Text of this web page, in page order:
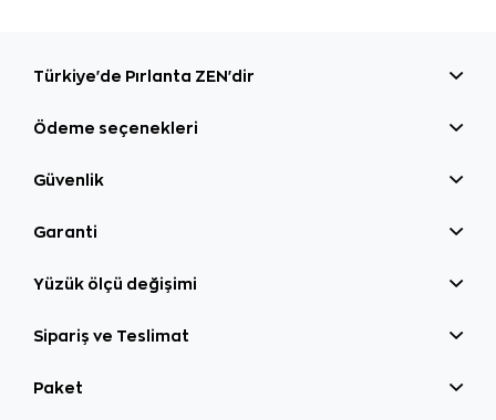
Türkiye'de Pırlanta ZEN'dir
Ödeme seçenekleri
Güvenlik
Garanti
Yüzük ölçü değişimi
Sipariş ve Teslimat
Paket